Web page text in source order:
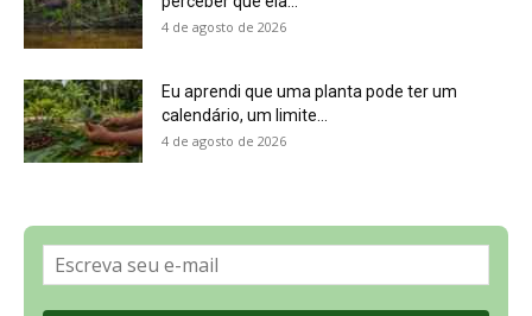
Política de Privacidade, LGPD e RGPD
Últimas Notícias
🌎 Español